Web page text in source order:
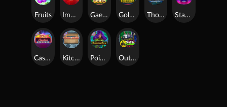
Casino Win Spin
Starstruck
Poison Eve
Golden Genie And The Walking Wilds
Immortal Fruits
Outsourced: Slash Game
Fruits Gaelic Gold
Kitchen Drama: Sushi Mania
Thor: Hammer Time